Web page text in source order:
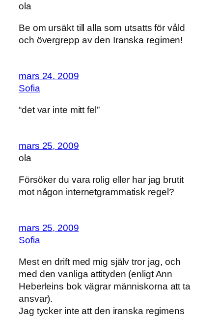
ola
Be om ursäkt till alla som utsatts för våld
och övergrepp av den Iranska regimen!
mars 24, 2009
Sofia
“det var inte mitt fel”
mars 25, 2009
ola
Försöker du vara rolig eller har jag brutit
mot någon internetgrammatisk regel?
mars 25, 2009
Sofia
Mest en drift med mig själv tror jag, och
med den vanliga attityden (enligt Ann
Heberleins bok vägrar människorna att ta
ansvar).
Jag tycker inte att den iranska regimens